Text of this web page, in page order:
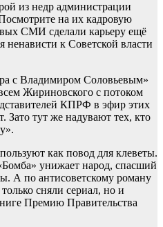
из недр администрации
на их кадровую
СМИ сделали карьеру ещё
ненависти к Советской власти
с Владимиром Соловьевым»
Жириновского с потоком
КПРФ в эфир этих
Зато тут же надувают тех, кто
как повод для клеветы.
унижает народ, спасший
А по антисоветскому роману
сняли сериал, но и
Премию Правительства